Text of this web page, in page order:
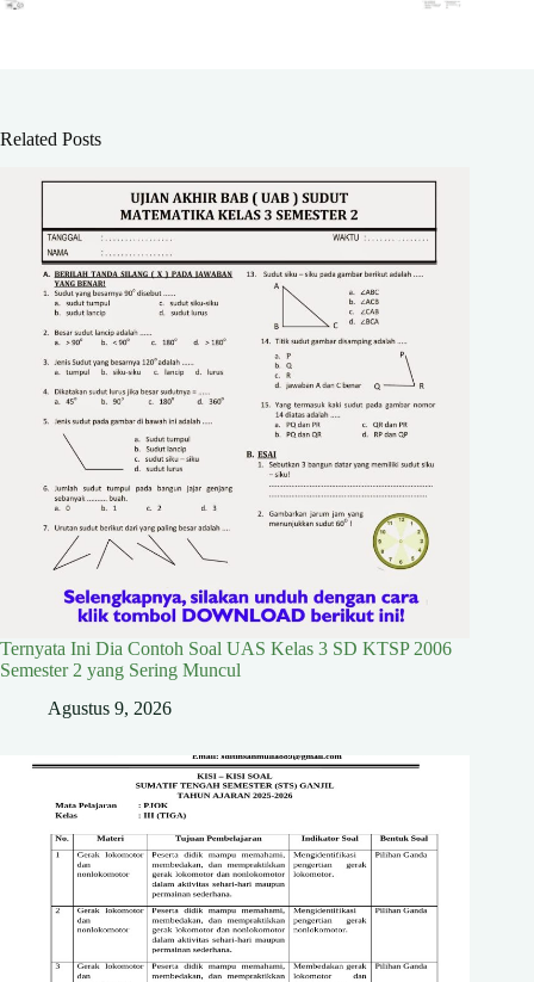
Related Posts
Ternyata Ini Dia Contoh Soal UAS Kelas 3 SD KTSP 2006
Semester 2 yang Sering Muncul
Agustus 9, 2026